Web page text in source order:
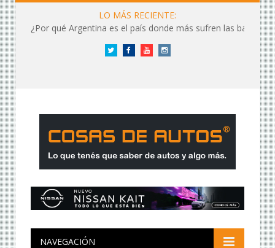
LO MÁS RECIENTE:
¿Por qué Argentina es el país donde más sufren las baterías?
Twitter FacebookYouTubeInstagram
NAVEGACIÓN